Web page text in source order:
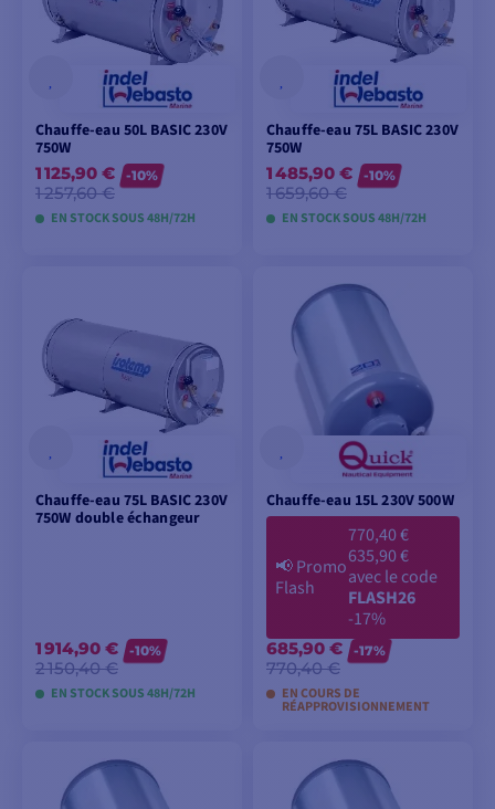
Chauffe-eau 50L BASIC 230V
750W
1 125,90 €
1 257,60 €
-10%
EN STOCK SOUS 48H/72H
Chauffe-eau 75L BASIC 230V
750W
1 485,90 €
1 659,60 €
-10%
EN STOCK SOUS 48H/72H
AJOUTER AU
PANIER
Chauffe-eau 75L BASIC 230V
750W double échangeur
1 914,90 €
2 150,40 €
-10%
EN STOCK SOUS 48H/72H
AJOUTER AU
PANIER
Chauffe-eau 15L 230V 500W
📢Promo
Flash
770,40 €
635,90 €
avec le code
FLASH26
-17%
685,90 €
770,40 €
-17%
EN COURS DE
RÉAPPROVISIONNEMENT
AJOUTER AU
PANIER